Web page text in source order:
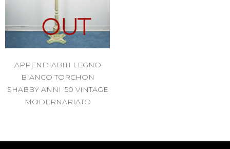
OUT
APPENDIABITI LEGNO
BIANCO TORCHON
SHABBY ANNI ’50 VINTAGE
MODERNARIATO